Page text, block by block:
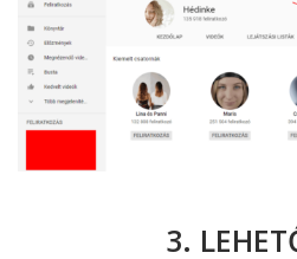
3.